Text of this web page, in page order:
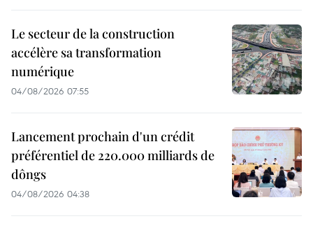
Le secteur de la construction
accélère sa transformation
numérique
04/08/2026 07:55
Lancement prochain d'un crédit
préférentiel de 220.000 milliards de
dôngs
04/08/2026 04:38